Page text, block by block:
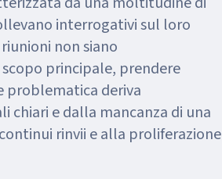
interrogativi sul loro
non siano
principale, prendere
problematica deriva
chiari e dalla mancanza di una
rinvii e alla proliferazione